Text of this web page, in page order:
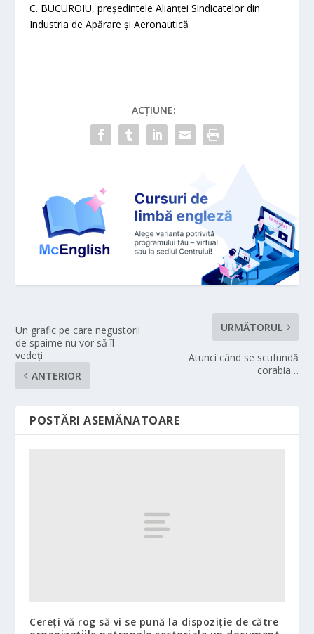
C. BUCUROIU, președintele Alianței Sindicatelor din
Industria de Apărare și Aeronautică
ACȚIUNE:
Un grafic pe care negustorii
de spaime nu vor să îl
vedeți
ANTERIOR
URMĂTORUL
Atunci când se scufundă
corabia…
POSTĂRI ASEMĂNATOARE
Cereți vă rog să vi se pună la dispoziție de către